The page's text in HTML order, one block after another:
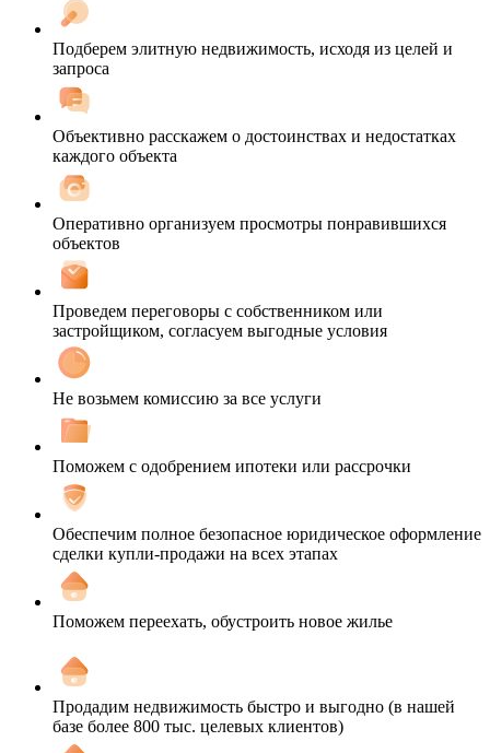
Подберем элитную недвижимость, исходя из целей и
запроса
Объективно расскажем о достоинствах и недостатках
каждого объекта
Оперативно организуем просмотры понравившихся
объектов
Проведем переговоры с собственником или
застройщиком, согласуем выгодные условия
Не возьмем комиссию за все услуги
Поможем с одобрением ипотеки или рассрочки
Обеспечим полное безопасное юридическое оформление
сделки купли-продажи на всех этапах
Поможем переехать, обустроить новое жилье
Продадим недвижимость быстро и выгодно (в нашей
базе более 800 тыс. целевых клиентов)